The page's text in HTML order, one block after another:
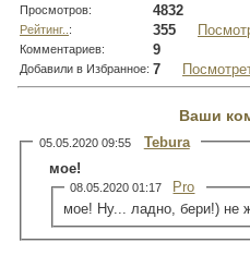
Просмотров: 4832
Рейтинг.. : 355
Комментариев: 9
Добавили в Избранное: 7
Ваши
05.05.2020 09:55
Tebura
мое!
08.05.2020 01:17
Pro
мое! Ну... ладно, бери!) не